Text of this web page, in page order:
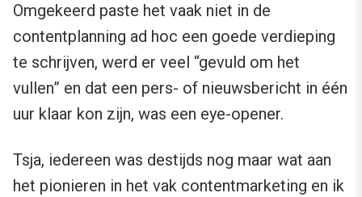
Omgekeerd paste het vaak niet in de
contentplanning ad hoc een goede verdieping
te schrijven, werd er veel “gevuld om het
vullen” en dat een pers- of nieuwsbericht in één
uur klaar kon zijn, was een eye-opener.
Tsja, iedereen was destijds nog maar wat aan
het pionieren in het vak contentmarketing en ik